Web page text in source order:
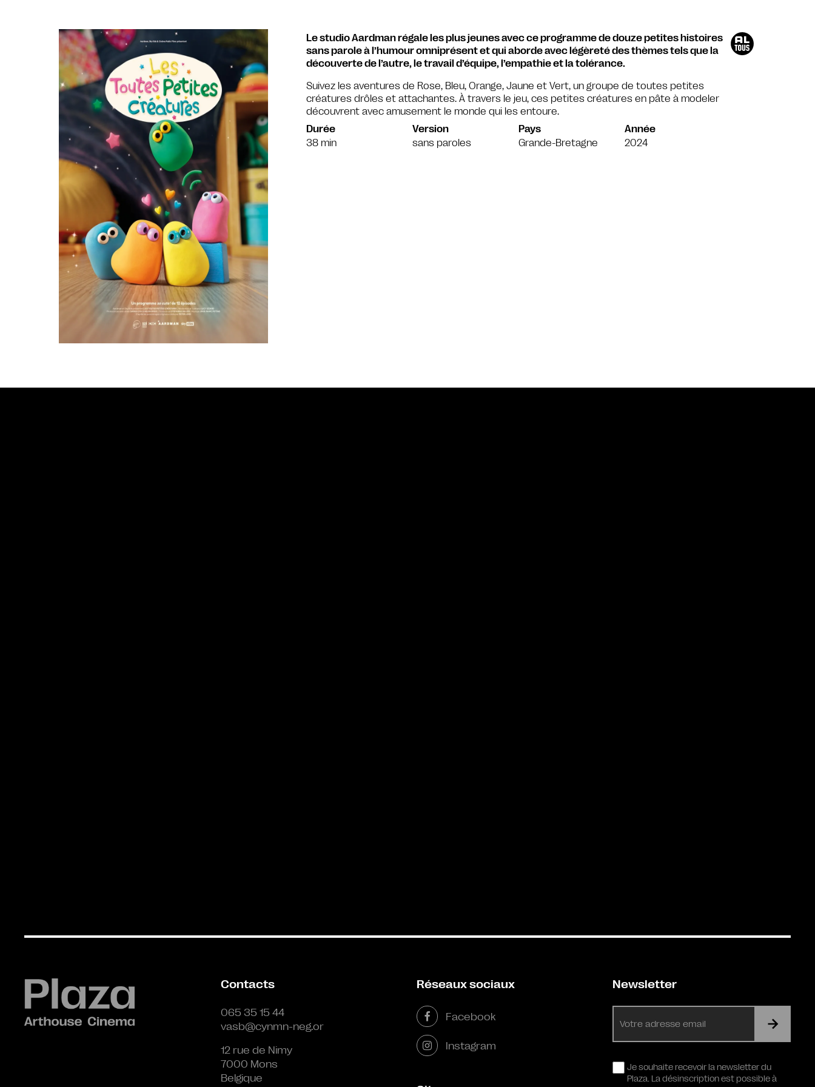
Le studio Aardman régale les plus jeunes avec ce programme de douze petites histoires
sans parole à l’humour omniprésent et qui aborde avec légèreté des thèmes tels que la
découverte de l’autre, le travail d’équipe, l’empathie et la tolérance.
Suivez les aventures de Rose, Bleu, Orange, Jaune et Vert, un groupe de toutes petites
créatures drôles et attachantes. À travers le jeu, ces petites créatures en pâte à modeler
découvrent avec amusement le monde qui les entoure.
Durée
38 min
Version
sans paroles
Pays
Grande-Bretagne
Année
2024
Contacts
065 35 15 44
vasb@cynmn-neg.or
12 rue de Nimy
7000 Mons
Belgique
Réseaux sociaux
Facebook
Instagram
Newsletter
mail
RGPDJe souhaite recevoir la newsletter du
Plaza. La désinscription est possible à